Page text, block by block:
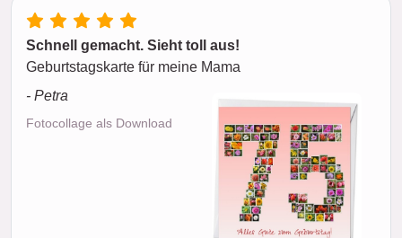
Schnell gemacht. Sieht toll aus!
Geburtstagskarte für meine Mama
- Petra
Fotocollage als Download